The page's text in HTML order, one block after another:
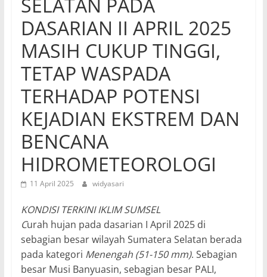
DASARIAN II APRIL 2025
MASIH CUKUP TINGGI,
TETAP WASPADA
TERHADAP POTENSI
KEJADIAN EKSTREM DAN
BENCANA
HIDROMETEOROLOGI
11 April 2025 widyasari
KONDISI TERKINI IKLIM SUMSEL
Curah hujan pada dasarian I April 2025 di
sebagian besar wilayah Sumatera Selatan berada
pada kategori Menengah (51-150 mm). Sebagian
besar Musi Banyuasin, sebagian besar PALI,